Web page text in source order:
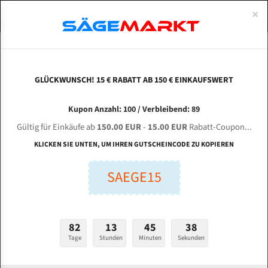
MSC KS 620 für 5320 mm Bi-Metall
Bandsägeblätter
Länge (mm):
Stärken + Zahnteilung:
mm
ABOUTS
ENGLISH
Bi-Metall Meterware
Fleischerei Bandsägeblätter
Bandmesser Glatt Meterware
Konvex Meterware
×
GLÜCKWUNSCH! 15 € RABATT AB 150 € EINKAUFSWERT
Kupon Anzahl: 100 / Verbleibend: 89
Gültig für Einkäufe ab150.00 EUR- 15.00 EURRabatt-Coupon...
KLICKEN SIE UNTEN, UM IHREN GUTSCHEINCODE ZU KOPIEREN
SAEGE15
82
Tage
13
Stunden
45
Minuten
37
Sekunden